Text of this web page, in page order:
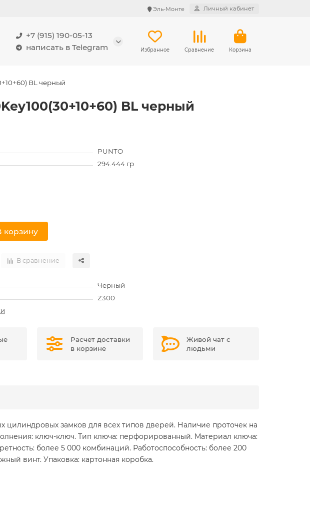
Эль-Монте Личный кабинет
+7 (915) 190-05-13
написать в Telegram
Избранное Сравнение Корзина
BL черный
BL черный
PUNTO
294.444 гр
корзину
В сравнение
Черный
Z300
Расчет доставки
в корзине
Живой чат с
людьми
цилиндровых замков для всех типов дверей. Наличие проточек на
ключ-ключ. Тип ключа: перфорированный. Материал ключа:
более 5 000 комбинаций. Работоспособность: более 200
винт. Упаковка: картонная коробка.